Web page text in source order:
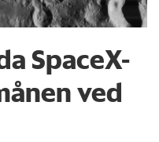
SpaceX-
ved